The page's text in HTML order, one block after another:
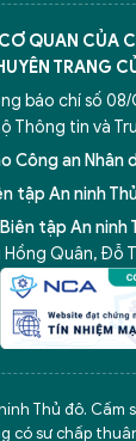
QUAN CỦA
TRANG
báo chí số 08/
Thông tin và
Công an Nhân
tập An ninh
tập An ninh
Hồng Quân, Đỗ
Thủ đô. Cấm
có sự chấp
Hà Nội